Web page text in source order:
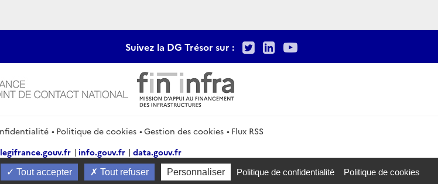
Suivez la DG Trésor sur : TwitterLinkedIn
Youtube
Politique de cookies Gestion des cookies
Flux RSS
legifrance.gouv.fr info.gouv.fr
data.gouv.fr
générale du Trésor
Tout accepter Tout refuser Personnaliser Politique de confidentialité Politique de cookies